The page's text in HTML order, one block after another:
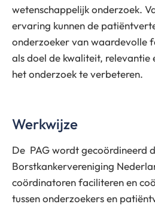
wetenschappelijk onderzoek.
ervaring kunnen de
onderzoeker van waardevolle
als doel de kwaliteit, relevantie
het onderzoek te verbeteren.
Werkwijze
De PAG wordt gecoördineerd
Borstkankervereniging
coördinatoren faciliteren en
tussen onderzoekers en